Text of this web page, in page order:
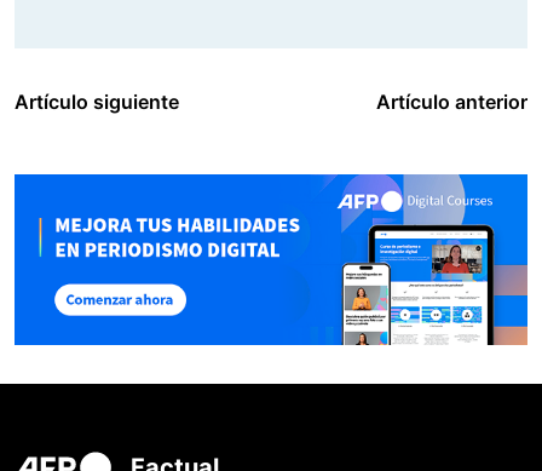
Artículo siguiente Artículo anterior